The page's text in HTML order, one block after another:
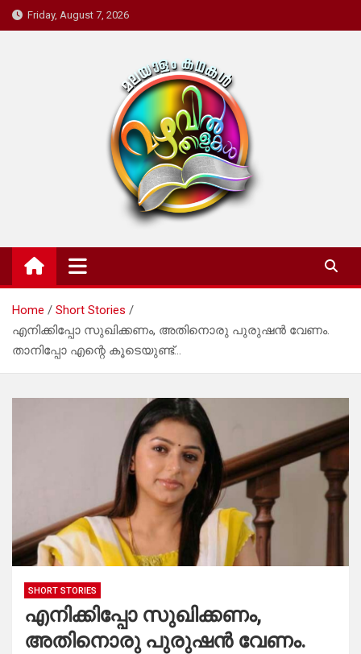
Skip
to
Friday, August 7, 2026
Mazhavil Thalukal
Malayalam Kadhakal
Home
Short Stories
എനിക്കിപ്പോ സുഖിക്കണം, അതിനൊരു പുരുഷൻ വേണം.
താനിപ്പോ എന്റെ കൂടെയുണ്ട്…
SHORT STORIES
എനിക്കിപ്പോ സുഖിക്കണം,
അതിനൊരു പുരുഷൻ വേണം.